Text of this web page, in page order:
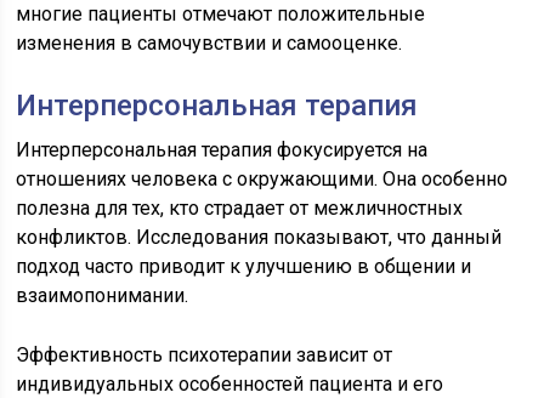
многие пациенты отмечают положительные
изменения в самочувствии и самооценке.
Интерперсональная терапия
Интерперсональная терапия фокусируется на
отношениях человека с окружающими. Она особенно
полезна для тех, кто страдает от межличностных
конфликтов. Исследования показывают, что данный
подход часто приводит к улучшению в общении и
взаимопонимании.
Эффективность психотерапии зависит от
индивидуальных особенностей пациента и его